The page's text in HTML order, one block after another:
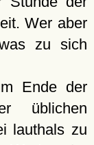
Wer aber
zu sich
Ende der
üblichen
lauthals zu